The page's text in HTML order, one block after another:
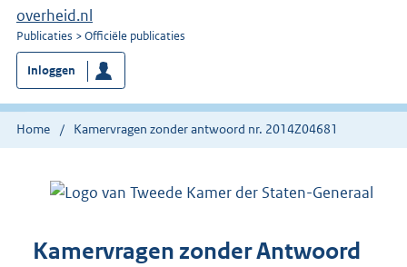
U
bent
nu
hier:
Publicaties Officiële publicaties
Inloggen
Home Kamervragen zonder antwoord nr. 2014Z04681
Kamervragen zonder Antwoord